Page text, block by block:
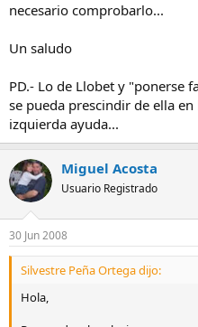
necesario comprobarlo...
Un saludo
PD.- Lo de Llobet y "ponerse
se pueda prescindir de ella
izquierda ayuda...
Miguel Acosta
Usuario Registrado
30 Jun 2008
Silvestre Peña Ortega dijo:
Hola,